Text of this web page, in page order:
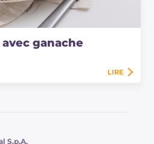
ganache
LIRE
S.p.A.